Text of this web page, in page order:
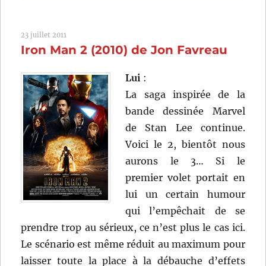
de
Kloves
23 juillet 2011
Iron Man 2 (2010) de Jon Favreau
Lui :
La saga inspirée de la
bande dessinée Marvel
de Stan Lee continue.
Voici le 2, bientôt nous
aurons le 3… Si le
premier volet portait en
lui un certain humour
qui l’empêchait de se
prendre trop au sérieux, ce n’est plus le cas ici.
Le scénario est même réduit au maximum pour
laisser toute la place à la débauche d’effets